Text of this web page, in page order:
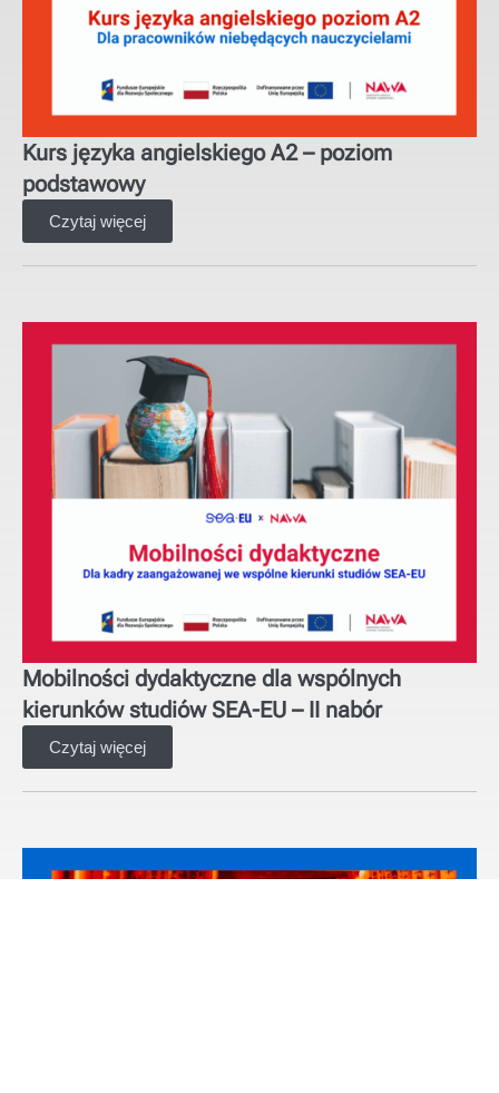
Kurs języka angielskiego A2 – poziom
podstawowy
Czytaj więcej
Mobilności dydaktyczne dla wspólnych
kierunków studiów SEA-EU – II nabór
Czytaj więcej